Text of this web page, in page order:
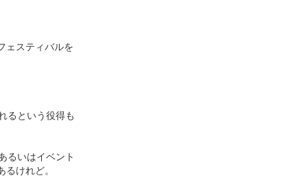
ェスティバルを
るという役得も
るいはイベント
けれど。